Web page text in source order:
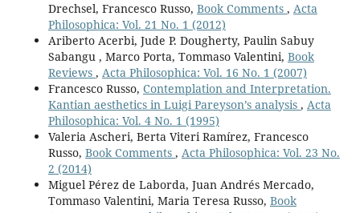
Drechsel, Francesco Russo, Book Comments , Acta
Philosophica: Vol. 21 No. 1 (2012)
Ariberto Acerbi, Jude P. Dougherty, Paulin Sabuy
Sabangu , Marco Porta, Tommaso Valentini, Book
Reviews , Acta Philosophica: Vol. 16 No. 1 (2007)
Francesco Russo, Contemplation and Interpretation.
Kantian aesthetics in Luigi Pareyson’s analysis , Acta
Philosophica: Vol. 4 No. 1 (1995)
Valeria Ascheri, Berta Viteri Ramírez, Francesco
Russo, Book Comments , Acta Philosophica: Vol. 23 No.
2 (2014)
Miguel Pérez de Laborda, Juan Andrés Mercado,
Tommaso Valentini, Maria Teresa Russo, Book